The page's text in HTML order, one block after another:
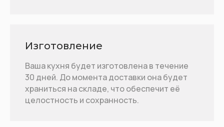
Изготовление
Ваша кухня будет изготовлена в течение
30 дней. До момента доставки она будет
храниться на складе, что обеспечит её
целостность и сохранность.